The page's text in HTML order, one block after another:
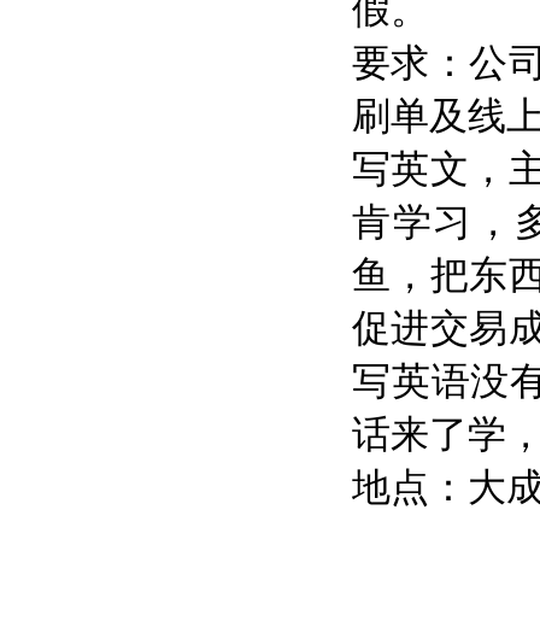
假。
要求：公
刷单及线
写英文，
肯学习，
鱼，把东
促进交易
写英语没
话来了学
地点：大